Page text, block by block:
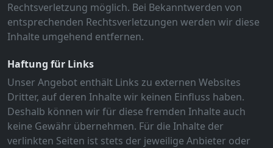
Rechtsverletzung möglich. Bei Bekanntwerden von
entsprechenden Rechtsverletzungen werden wir diese
Inhalte umgehend entfernen.
Haftung für Links
Unser Angebot enthält Links zu externen Websites
Dritter, auf deren Inhalte wir keinen Einfluss haben.
Deshalb können wir für diese fremden Inhalte auch
keine Gewähr übernehmen. Für die Inhalte der
verlinkten Seiten ist stets der jeweilige Anbieter oder